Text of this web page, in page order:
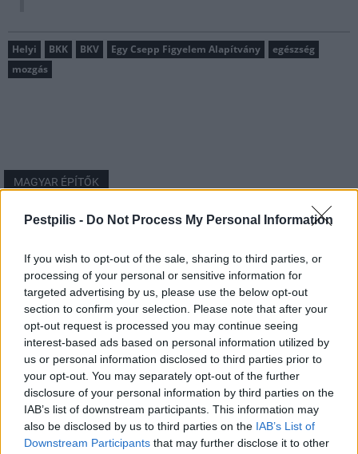
Pestpilis - Do Not Process My Personal Information
If you wish to opt-out of the sale, sharing to third parties, or
processing of your personal or sensitive information for
targeted advertising by us, please use the below opt-out
section to confirm your selection. Please note that after your
opt-out request is processed you may continue seeing
interest-based ads based on personal information utilized by
us or personal information disclosed to third parties prior to
your opt-out. You may separately opt-out of the further
disclosure of your personal information by third parties on the
IAB’s list of downstream participants. This information may
also be disclosed by us to third parties on the IAB’s List of
Downstream Participants that may further disclose it to other
Helyi BKK BKV Egy Csepp Figyelem Alapítvány
egészség
mozgás
MAGYAR ÉPÍTŐK
Útépítés
M1-es autópálya